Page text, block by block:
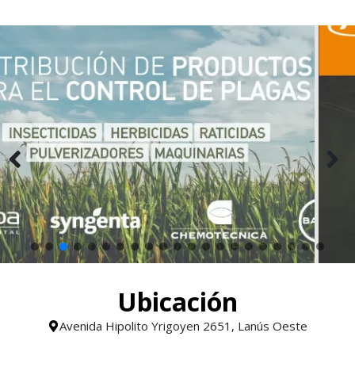
Ubicación
Avenida Hipolito Yrigoyen 2651, Lanús Oeste